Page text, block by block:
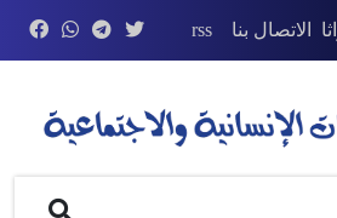
الاتصال بنا rss